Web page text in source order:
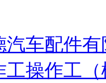
汽车配件
工操作工